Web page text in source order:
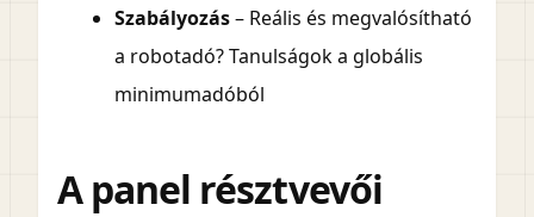
Szabályozás– Reális és megvalósítható
a robotadó? Tanulságok a globális
minimumadóból
A panel résztvevői